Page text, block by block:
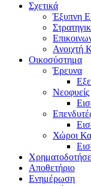
Σχετικά
Έξυπνη
Ανοιχτή
Οικοσύστημα
Έρευνα
Νεοφυείς
Χώροι
Αποθετήριο
Ενημέρωση